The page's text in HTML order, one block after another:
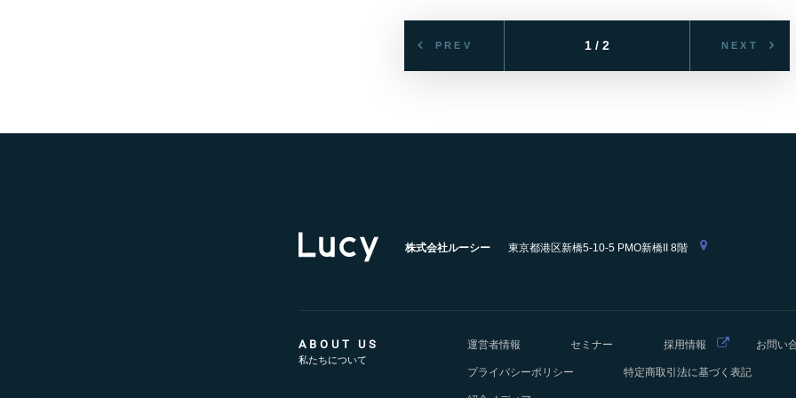
PREV 1 / 2 NEXT
株式会社ルーシー 東京都港区新橋5-10-5 PMO新橋II 8階
ABOUT US 運営者情報 セミナー 採用情報 お問い
プライバシーポリシー 特定商取引法に基づく表記